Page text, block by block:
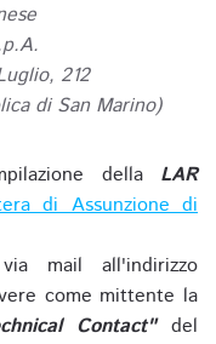
212
di San Marino)
della LAR
di Assunzione di
mail all'indirizzo
come mittente la
Contact"del